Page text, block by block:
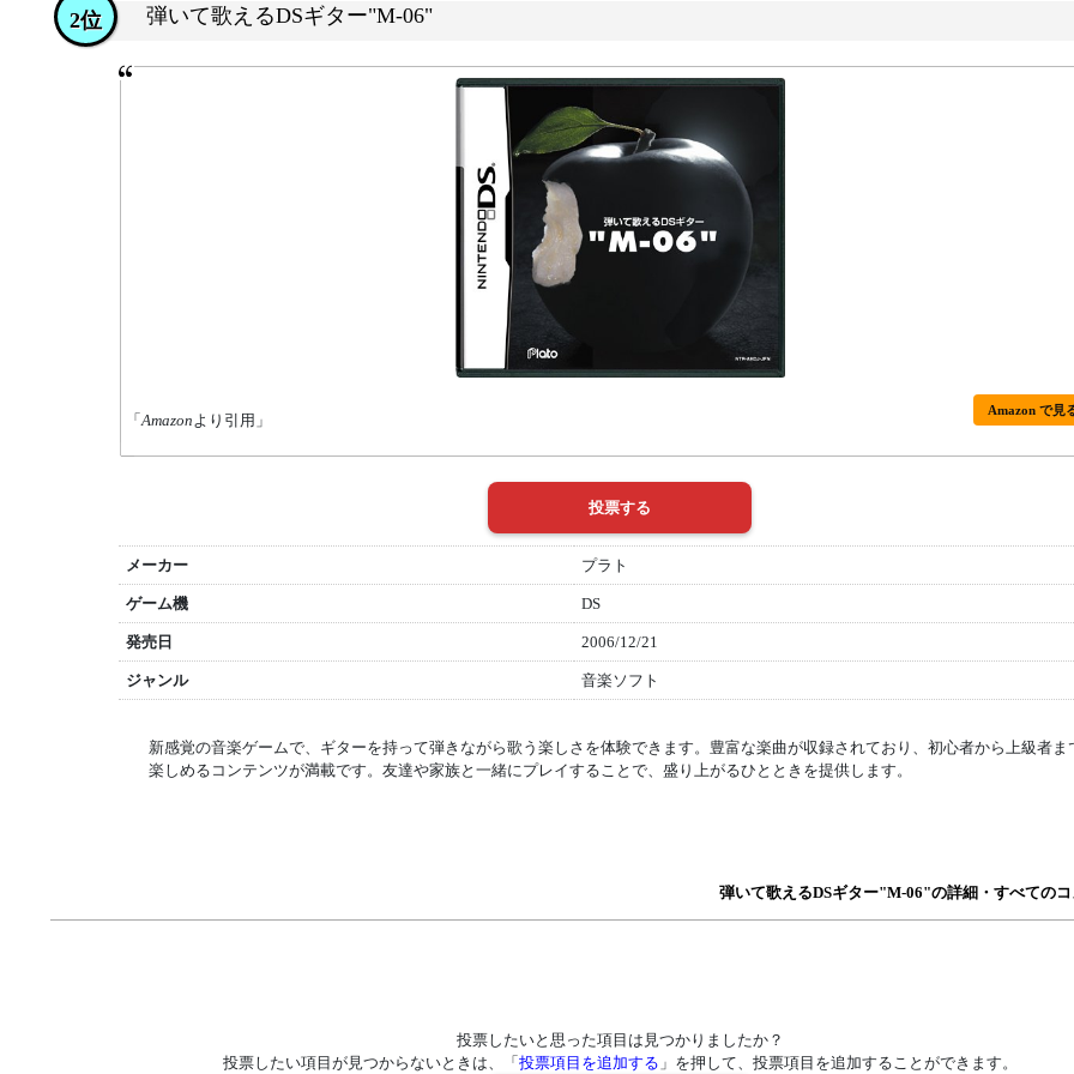
弾いて歌えるDSギター"M-06"
2位
「Amazonより引用」
Amazon で見
メーカー プラト
ゲーム機 DS
発売日 2006/12/21
ジャンル 音楽ソフト
新感覚の音楽ゲームで、ギターを持って弾きながら歌う楽しさを体験できます。豊富な楽曲が収録されており、初心者から上級者ま
楽しめるコンテンツが満載です。友達や家族と一緒にプレイすることで、盛り上がるひとときを提供します。
弾いて歌えるDSギター"M-06"の詳細・すべての
投票したいと思った項目は見つかりましたか？
投票したい項目が見つからないときは、「 投票項目を追加する 」を押して、投票項目を追加することができます。